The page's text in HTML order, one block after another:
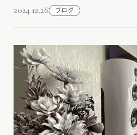
2024.12.26 ブログ